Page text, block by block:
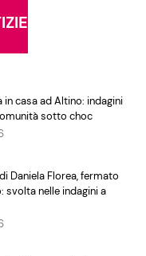
in casa ad Altino: indagini
sotto choc
Daniela Florea, fermato
svolta nelle indagini a